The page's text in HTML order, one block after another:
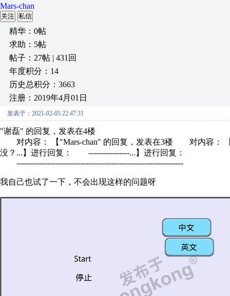
Mars-chan
关注 私信
精华：0帖
求助：5帖
帖子：27帖 | 431回
年度积分：14
历史总积分：3663
注册：2019年4月01日
发表于：2021-02-05 22:47:31
"谢磊" 的回复，发表在4楼
对内容： 【"Mars-chan" 的回复，发表在3楼 对内容： 【
没？...】进行回复： ----------------...】进行回复：
-----------------------------------------------------------------
我自己也试了一下，不会出现这样的问题呀